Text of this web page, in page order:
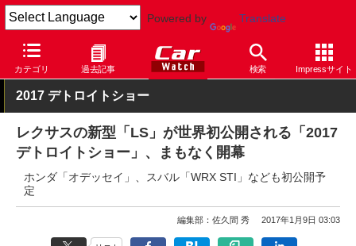
Powered by Translate
カテゴリ 過去記事 検索 Impressサイト
Car Watch イベント デトロイトショー 2017
2017 デトロイトショー
レクサスの新型「LS」が世界初公開される「2017
デトロイトショー」、まもなく開幕
ホンダ「オデッセイ」、スバル「WRX STI」なども初公開予
定
編集部：佐久間 秀 2017年1月9日 03:03